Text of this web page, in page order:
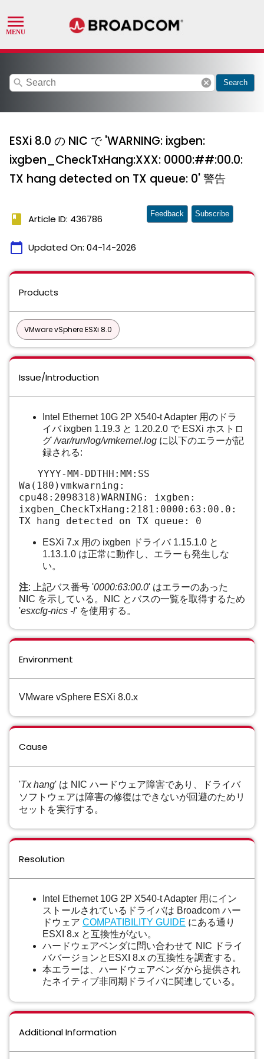
search cancel Search
ESXi 8.0 の NIC で 'WARNING: ixgben:
ixgben_CheckTxHang:XXX: 0000:##:00.0:
TX hang detected on TX queue: 0' 警告
book Article ID: 436786
calendar_today Updated On: 04-14-2026
Feedback Subscribe
Products
VMware vSphere ESXi 8.0
Issue/Introduction
Intel Ethernet 10G 2P X540-t Adapter 用のドラ
イバ ixgben 1.19.3 と 1.20.2.0 で ESXi ホストロ
グ/var/run/log/vmkernel.log に以下のエラーが記
録される:
YYYY-MM-DDTHH:MM:SS
Wa(180)vmkwarning:
cpu48:2098318)WARNING: ixgben:
ixgben_CheckTxHang:2181:0000:63:00.0:
TX hang detected on TX queue: 0
ESXi 7.x 用の ixgben ドライバ 1.15.1.0 と
1.13.1.0 は正常に動作し、エラーも発生しな
い。
注: 上記バス番号 '0000:63:00.0' はエラーのあった
NIC を示している。NIC とバスの一覧を取得するため
'esxcfg-nics -l' を使用する。
Environment
VMware vSphere ESXi 8.0.x
Cause
'Tx hang' は NIC ハードウェア障害であり、ドライバ
ソフトウェアは障害の修復はできないが回避のためリ
セットを実行する。
Resolution
Intel Ethernet 10G 2P X540-t Adapter 用にイン
ストールされているドライバは Broadcom ハー
ドウェア COMPATIBILITY GUIDE にある通り
ESXI 8.x と互換性がない。
ハードウェアベンダに問い合わせて NIC ドライ
ババージョンとESXI 8.x の互換性を調査する。
本エラーは、ハードウェアベンダから提供され
たネイティブ非同期ドライバに関連している。
Additional Information